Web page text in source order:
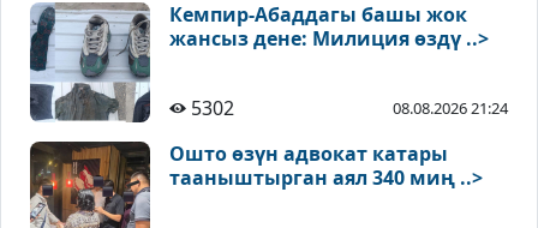
Кемпир-Абаддагы башы жок
жансыз дене: Милиция өздү ..>
5302 08.08.2026 21:24
Ошто өзүн адвокат катары
тааныштырган аял 340 миң ..>